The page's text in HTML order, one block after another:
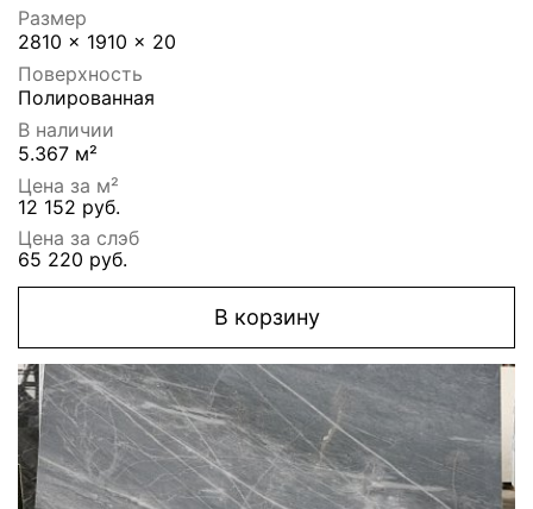
Размер
2810 x 1910 x 20
Поверхность
Полированная
В наличии
5.367 м²
Цена за м²
12 152 руб.
Цена за слэб
65 220 руб.
В корзину